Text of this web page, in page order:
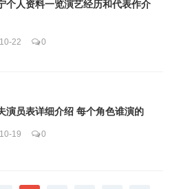
个人资料一览演艺经历和代表作介
22 0
演员表详细介绍 每个角色谁演的
19 0